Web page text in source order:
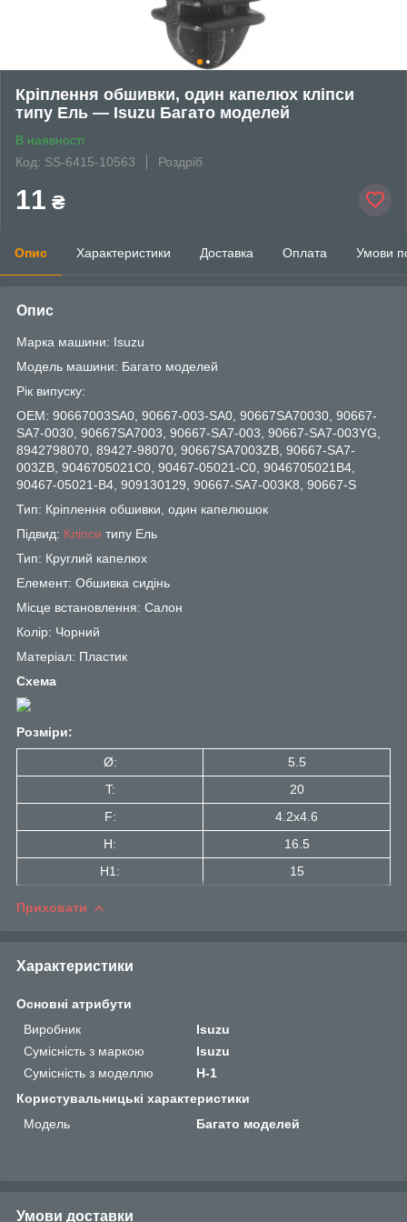
Кріплення обшивки, один капелюх кліпси
типу Ель — Isuzu Багато моделей
В наявності
Код: SS-6415-10563
Роздріб
11 ₴
Опис Характеристики Доставка Оплата Умови
Опис
Марка машини: Isuzu
Модель машини: Багато моделей
Рік випуску:
OEM: 90667003SA0, 90667-003-SA0, 90667SA70030, 90667-
SA7-0030, 90667SA7003, 90667-SA7-003, 90667-SA7-003YG,
8942798070, 89427-98070, 90667SA7003ZB, 90667-SA7-
003ZB, 9046705021C0, 90467-05021-C0, 9046705021B4,
90467-05021-B4, 909130129, 90667-SA7-003K8, 90667-S
Тип: Кріплення обшивки, один капелюшок
Підвид: Кліпси типу Ель
Тип: Круглий капелюх
Елемент: Обшивка сидінь
Місце встановлення: Салон
Колір: Чорний
Матеріал: Пластик
Схема
Розміри:
Ø:
5.5
T:
20
F:
4.2x4.6
H:
16.5
H1:
15
Приховати
Характеристики
Основні атрибути
Виробник
Isuzu
Сумісність з маркою
Isuzu
Сумісність з моделлю
H-1
Користувальницькі характеристики
Мoдель
Багато моделей
Умови доставки